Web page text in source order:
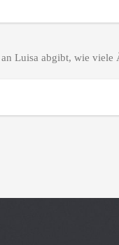
Luisa abgibt, wie viele